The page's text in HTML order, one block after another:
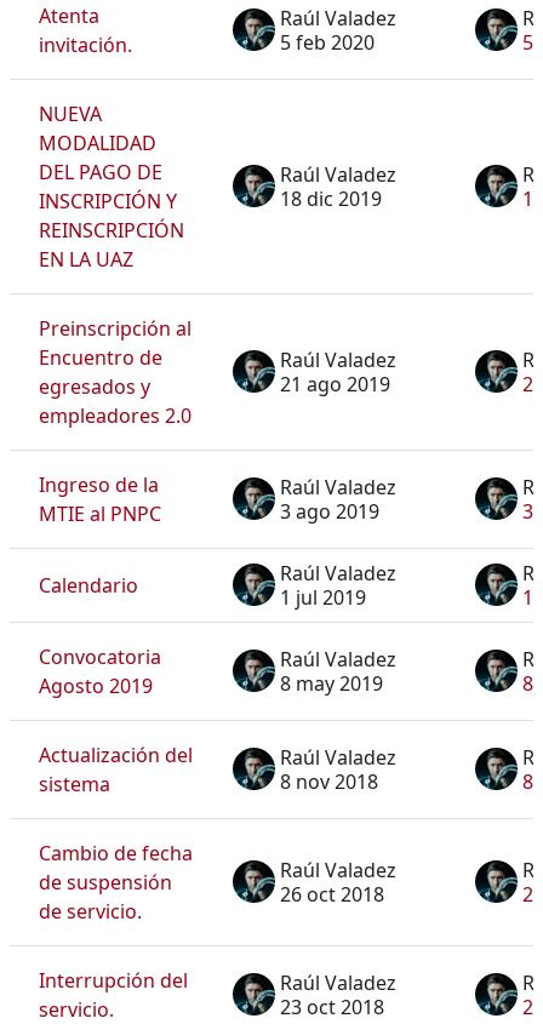
Atenta
invitación.
Raúl Valadez
5 feb 2020
5
NUEVA
MODALIDAD
DEL PAGO DE
INSCRIPCIÓN Y
REINSCRIPCIÓN
EN LA UAZ
Raúl Valadez
18 dic 2019
Preinscripción al
Encuentro de
egresados y
empleadores 2.0
Raúl Valadez
21 ago 2019
Ingreso de la
MTIE al PNPC
Raúl Valadez
3 ago 2019
3
Calendario
Raúl Valadez
1 jul 2019
1
Convocatoria
Agosto 2019
Raúl Valadez
8 may 2019
8
Actualización del
sistema
Raúl Valadez
8 nov 2018
8
Cambio de fecha
de suspensión
de servicio.
Raúl Valadez
26 oct 2018
Interrupción del
servicio.
Raúl Valadez
23 oct 2018